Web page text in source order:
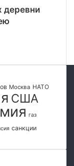
деревни
Москва НАТО
США
газ
санкции